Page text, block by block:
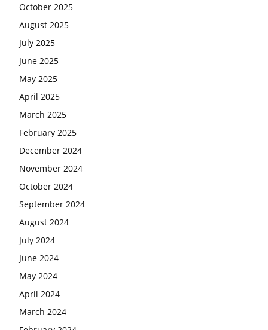
October 2025
August 2025
July 2025
June 2025
May 2025
April 2025
March 2025
February 2025
December 2024
November 2024
October 2024
September 2024
August 2024
July 2024
June 2024
May 2024
April 2024
March 2024